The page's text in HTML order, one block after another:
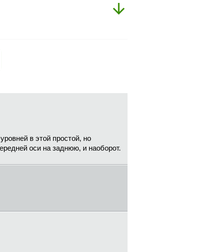
в этой простой, но
оси на заднюю, и наоборот.